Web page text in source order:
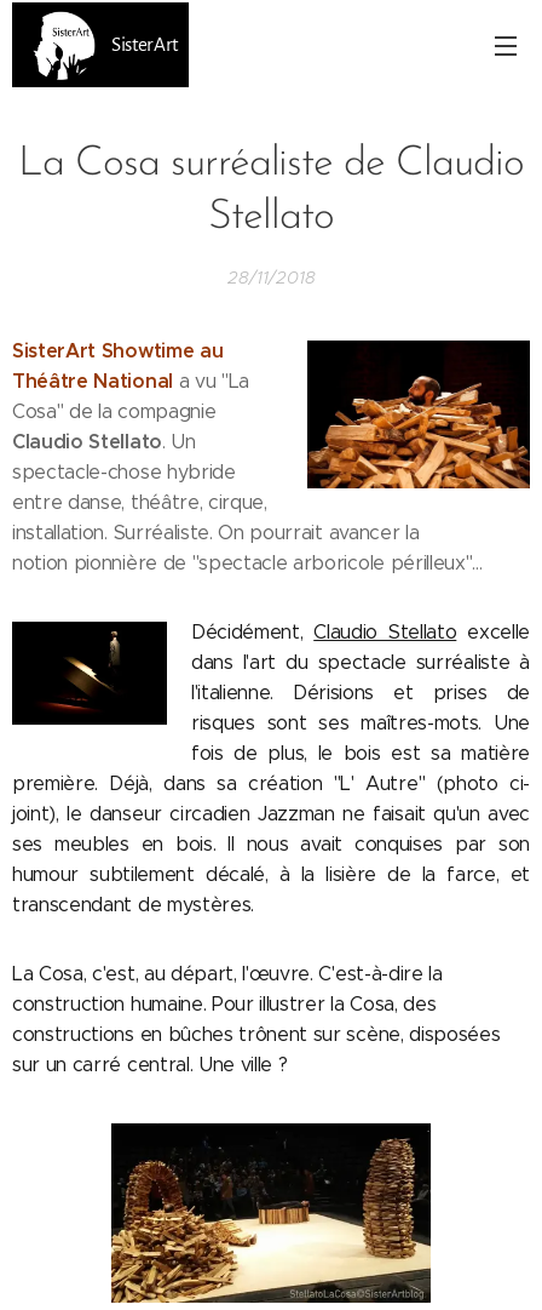
SisterArt
La Cosa surréaliste de Claudio
Stellato
28/11/2018
SisterArt Showtime au
Théâtre National a vu "La
Cosa" de la compagnie
Claudio Stellato. Un
spectacle-chose hybride
entre danse, théâtre, cirque,
installation. Surréaliste. On pourrait avancer la
notion pionnière de "spectacle arboricole périlleux"...
Décidément,Claudio Stellato excelle
dans l'art du spectacle surréaliste à
l'italienne. Dérisions et prises de
risques sont ses maîtres-mots. Une
fois de plus, le bois est sa matière
première. Déjà, dans sa création "L' Autre" (photo ci-
joint), le danseur circadien Jazzman ne faisait qu'un avec
ses meubles en bois. Il nous avait conquises par son
humour subtilement décalé, à la lisière de la farce, et
transcendant de mystères.
La Cosa, c'est, au départ, l'œuvre. C'est-à-dire la
construction humaine. Pour illustrer la Cosa, des
constructions en bûches trônent sur scène, disposées
sur un carré central. Une ville ?